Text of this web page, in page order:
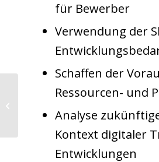
für Bewerber
Verwendung der
Schaffen der
Ressourcen- und
Analyse
Kontext digitaler
Entwicklungen